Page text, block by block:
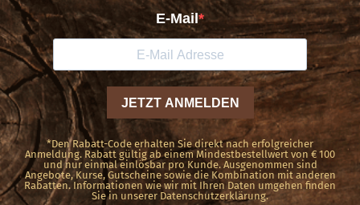
Die
Optionen
können
der
Produktseite
gewählt
werden
*Den Rabatt-Code erhalten Sie direkt nach erfolgreicher
Anmeldung. Rabatt gültig ab einem Mindestbestellwert von € 100
und nur einmal einlösbar pro Kunde. Ausgenommen sind
Angebote, Kurse, Gutscheine sowie die Kombination mit anderen
Rabatten. Informationen wie wir mit Ihren Daten umgehen finden
Sie in unserer Datenschutzerklärung.